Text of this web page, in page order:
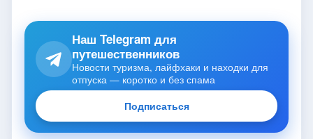
Наш Telegram для
путешественников
Новости туризма, лайфхаки и находки для
отпуска — коротко и без спама
Подписаться